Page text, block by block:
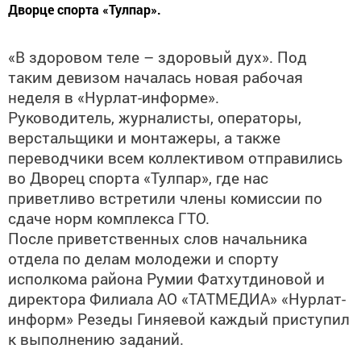
Дворце спорта «Тулпар».
«В здоровом теле – здоровый дух». Под
таким девизом началась новая рабочая
неделя в «Нурлат-информе».
Руководитель, журналисты, операторы,
верстальщики и монтажеры, а также
переводчики всем коллективом отправились
во Дворец спорта «Тулпар», где нас
приветливо встретили члены комиссии по
сдаче норм комплекса ГТО.
После приветственных слов начальника
отдела по делам молодежи и спорту
исполкома района Румии Фатхутдиновой и
директора Филиала АО «ТАТМЕДИА» «Нурлат-
информ» Резеды Гиняевой каждый приступил
к выполнению заданий.